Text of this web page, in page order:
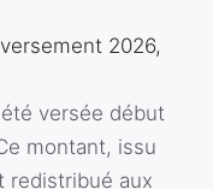
2026,
versée début
montant, issu
redistribué aux